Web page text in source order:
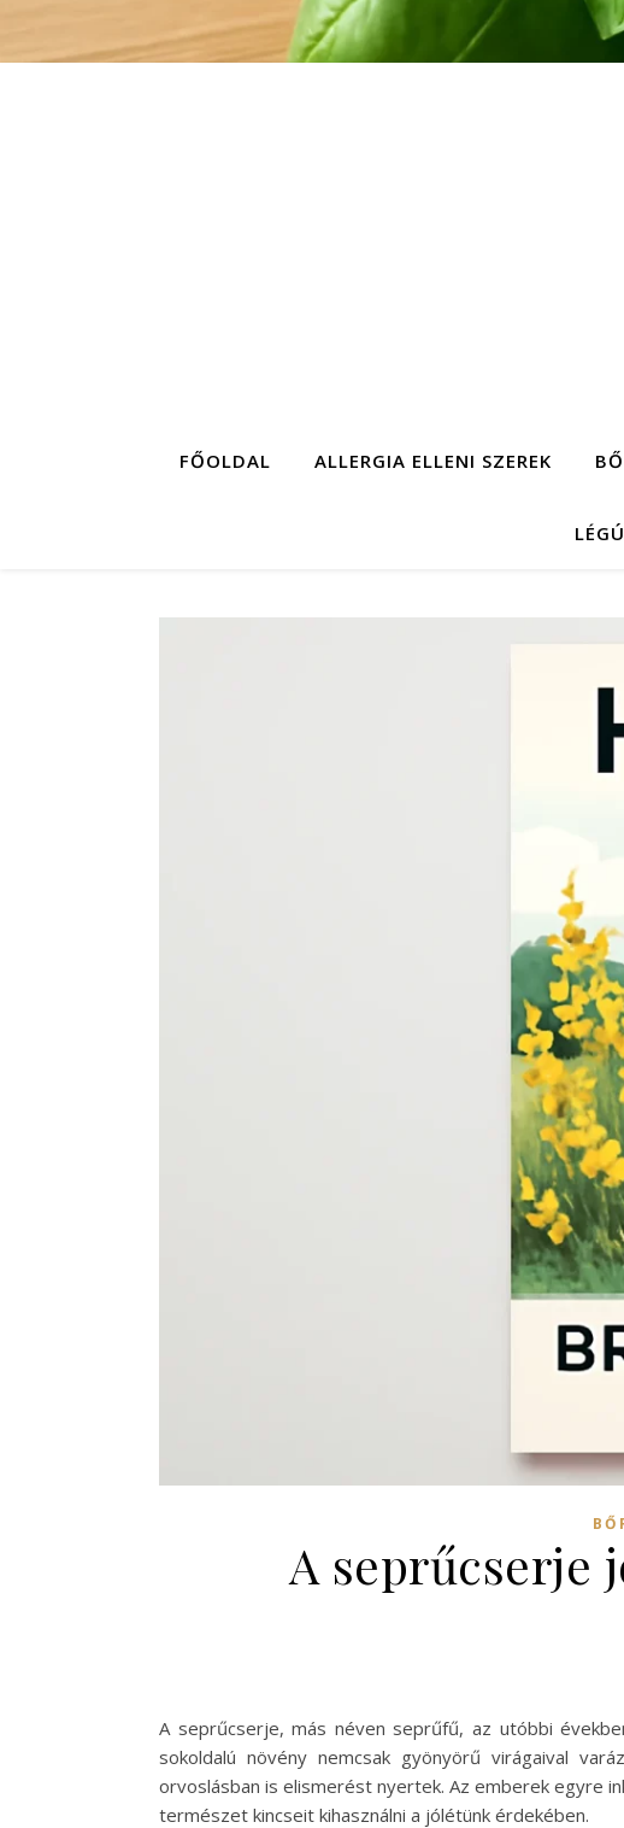
FŐOLDAL ALLERGIA ELLENI SZEREK
A seprűcserje
A seprűcserje, más néven seprűfű, az utóbbi
sokoldalú növény nemcsak gyönyörű virágaival
orvoslásban is elismerést nyertek. Az emberek egyre
természet kincseit kihasználni a jólétünk érdekében.